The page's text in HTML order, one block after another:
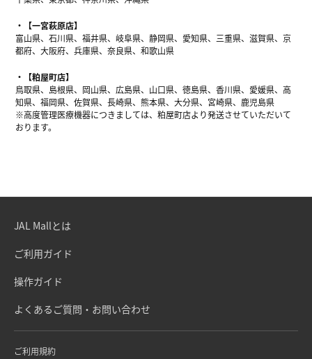
【一宮萩原店】
富山県、石川県、福井県、岐阜県、静岡県、愛知県、三重県、滋賀県、京
都府、大阪府、兵庫県、奈良県、和歌山県
【粕屋町店】
鳥取県、島根県、岡山県、広島県、山口県、徳島県、香川県、愛媛県、高
知県、福岡県、佐賀県、長崎県、熊本県、大分県、宮崎県、鹿児島県
※高度管理医療機器につきましては、粕屋町店より発送させていただいて
おります。
JAL Mallとは
ご利用ガイド
操作ガイド
よくあるご質問・お問い合わせ
ご利用規約